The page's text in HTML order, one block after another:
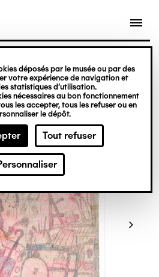
déposés par le musée ou par des
votre expérience de navigation et
statistiques d’utilisation.
nécessaires au bon fonctionnement
les accepter, tous les refuser ou en
le dépôt.
Tout refuser